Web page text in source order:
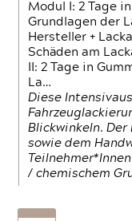
Modul I: 2 Tage
Grundlagen der
Hersteller +
Schäden am
II: 2 Tage in
La…
Diese
Blickwinkeln.
sowie dem
/ chemischem